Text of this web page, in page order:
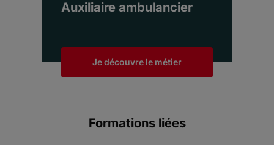
Auxiliaire ambulancier
Je découvre le métier
Formations liées